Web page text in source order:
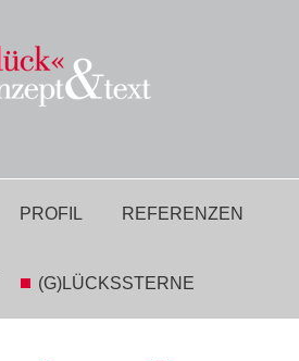
PROFIL REFERENZEN
(G)LÜCKSSTERNE